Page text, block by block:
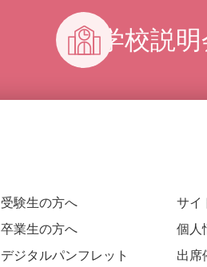
学校説明
受験生の方へ
卒業生の方へ
デジタルパンフレット
サイ
個人
出席